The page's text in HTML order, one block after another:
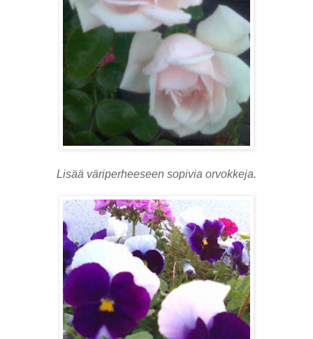
Lisää väriperheeseen sopivia orvokkeja.